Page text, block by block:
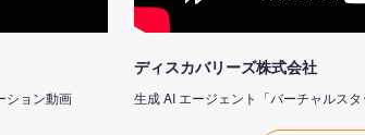
ション動画
ディスカバリーズ株式会社
生成 AI エージェント「バーチャルス